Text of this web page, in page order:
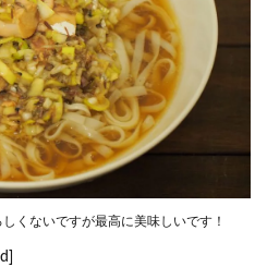
くないですが最高に美味しいです！